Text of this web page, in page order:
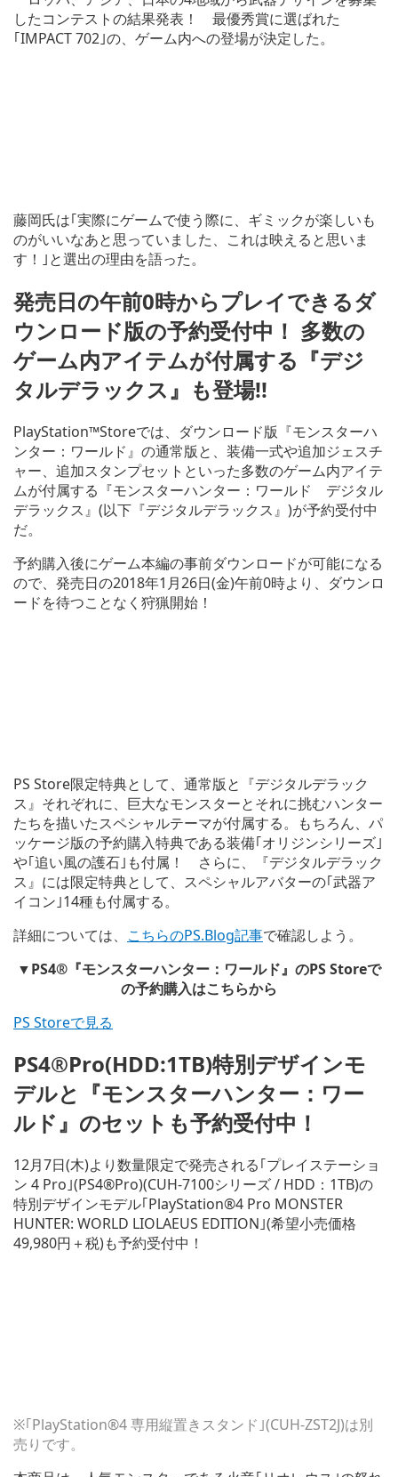
したコンテストの結果発表！ 最優秀賞に選ばれた
｢IMPACT 702｣の、ゲーム内への登場が決定した。
藤岡氏は｢実際にゲームで使う際に、ギミックが楽しいも
のがいいなあと思っていました、これは映えると思いま
す！｣と選出の理由を語った。
発売日の午前0時からプレイできるダ
ウンロード版の予約受付中！ 多数の
ゲーム内アイテムが付属する『デジ
タルデラックス』も登場!!
PlayStation™Storeでは、ダウンロード版『モンスターハ
ンター：ワールド』の通常版と、装備一式や追加ジェスチ
ャー、追加スタンプセットといった多数のゲーム内アイテ
ムが付属する『モンスターハンター：ワールド デジタル
デラックス』(以下『デジタルデラックス』)が予約受付中
だ。
予約購入後にゲーム本編の事前ダウンロードが可能になる
ので、発売日の2018年1月26日(金)午前0時より、ダウンロ
ードを待つことなく狩猟開始！
PS Store限定特典として、通常版と『デジタルデラック
ス』それぞれに、巨大なモンスターとそれに挑むハンター
たちを描いたスペシャルテーマが付属する。もちろん、パ
ッケージ版の予約購入特典である装備｢オリジンシリーズ｣
や｢追い風の護石｣も付属！ さらに、『デジタルデラック
ス』には限定特典として、スペシャルアバターの｢武器ア
イコン｣14種も付属する。
詳細については、 こちらのPS.Blog記事で確認しよう。
▼PS4®『モンスターハンター：ワールド』のPS Storeで
の予約購入はこちらから
PS Storeで見る
PS4®Pro(HDD:1TB)特別デザインモ
デルと『モンスターハンター：ワー
ルド』のセットも予約受付中！
12月7日(木)より数量限定で発売される｢プレイステーショ
ン 4 Pro｣(PS4®Pro)(CUH-7100シリーズ / HDD：1TB)の
特別デザインモデル｢PlayStation®4 Pro MONSTER
HUNTER: WORLD LIOLAEUS EDITION｣(希望小売価格
49,980円＋税)も予約受付中！
※｢PlayStation®4 専用縦置きスタンド｣(CUH-ZST2J)は別
売りです。